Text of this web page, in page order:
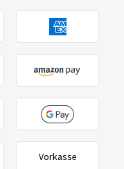
Vorkasse